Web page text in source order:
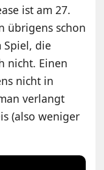
ist am 27.
übrigens schon
Spiel, die
nicht. Einen
nicht in
verlangt
(also weniger